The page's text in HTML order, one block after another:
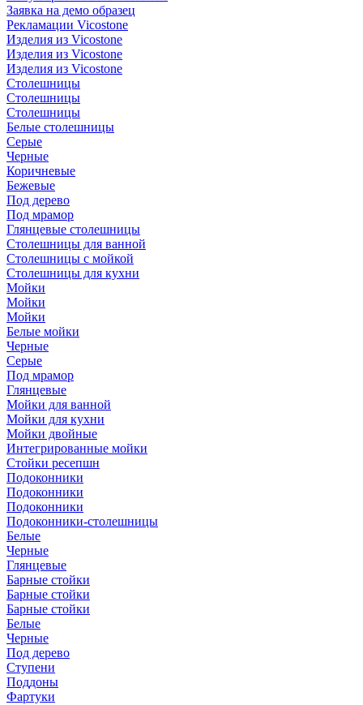
Заявка на демо образец
Рекламации Vicostone
Изделия из Vicostone
Изделия из Vicostone
Изделия из Vicostone
Столешницы
Столешницы
Столешницы
Белые столешницы
Серые
Черные
Коричневые
Бежевые
Под дерево
Под мрамор
Глянцевые столешницы
Столешницы для ванной
Столешницы с мойкой
Столешницы для кухни
Мойки
Мойки
Мойки
Белые мойки
Черные
Серые
Под мрамор
Глянцевые
Мойки для ванной
Мойки для кухни
Мойки двойные
Интегрированные мойки
Стойки ресепшн
Подоконники
Подоконники
Подоконники
Подоконники-столешницы
Белые
Черные
Глянцевые
Барные стойки
Барные стойки
Барные стойки
Белые
Черные
Под дерево
Ступени
Поддоны
Фартуки